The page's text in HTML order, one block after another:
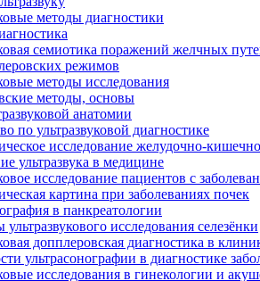
методы диагностики
семиотика поражений желчных
режимов
методы исследования
методы, основы
анатомии
по ультразвуковой диагностике
исследование желудочно-
ультразвука в медицине
исследование пациентов с
картина при заболеваниях почек
в панкреатологии
исследования селезёнки
допплеровская диагностика в
ультрасонографии в диагностике
исследования в гинекологии и